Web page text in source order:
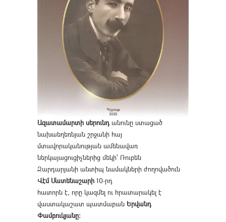
Ազատամարտի սերունդանունը ստացած
նախաեղեռնյան շրջանի հայ
մտավորականության ամենավառ
ներկայացուցիչներից մեկի՝ Ռուբեն
Զարդարյանի անտիպ նամակների ժողովածուն
Վէմ Մատենաշարի 10-րդ
հատորն է, որը կազմել ու հրատարակել է
վաստակաշատ պատմաբան Երվանդ
Փամբուկյանը։